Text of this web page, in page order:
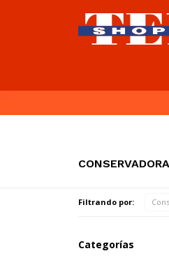
Filtrando por:
Categorías